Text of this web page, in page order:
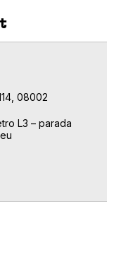
08002
L3 – parada